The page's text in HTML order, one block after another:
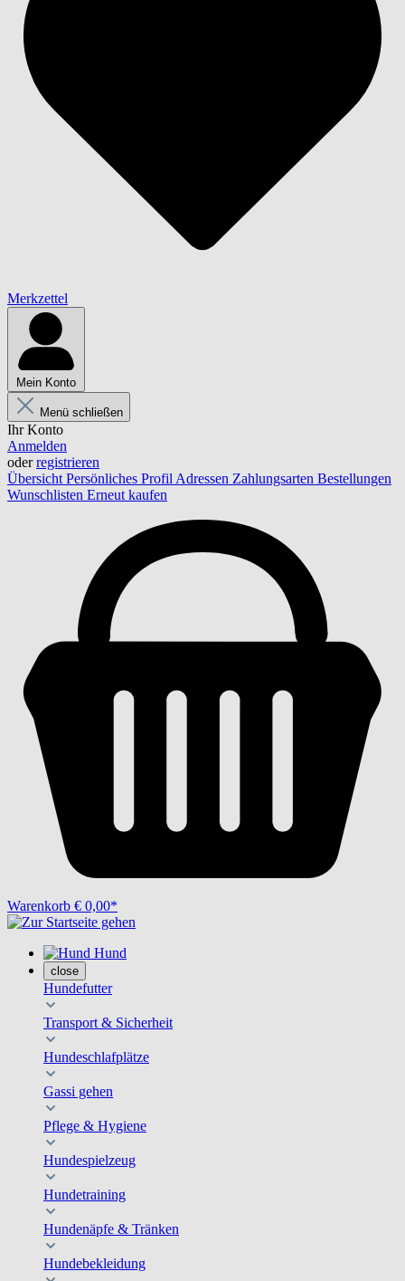
Merkzettel
Mein Konto
Menü schließen
Ihr Konto
Anmelden
oderregistrieren
Übersicht Persönliches Profil Adressen Zahlungsarten Bestellungen
Wunschlisten Erneut kaufen
Warenkorb € 0,00*
Hund
close
Hundefutter
Transport & Sicherheit
Hundeschlafplätze
Gassi gehen
Pflege & Hygiene
Hundespielzeug
Hundetraining
Hundenäpfe & Tränken
Hundebekleidung